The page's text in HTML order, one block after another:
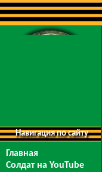
Навигация по сайту
Главная
Солдат на YouTube